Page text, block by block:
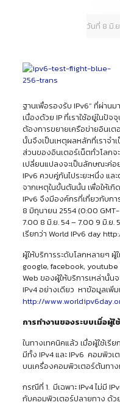
วันที่ 8 มิ.
ฐานเพื่อรองรับ IPv6” ที่ผ่านม
เนื่องด้วย IP ที่เราใช้อยู่ในปัจ
ต้องการขยายเครือข่ายอินเต
นั้นจึงเป็นเหตุผลหลักที่เราจำเ
ส่วนของอินเตอร์เน็ตทั่วโลกจ
เปลี่ยนแปลงจะเป็นลักษณะค่อ
IPv6 ควบคู่กันไประยะหนึ่ง แล
จากเหตุในขั้นต้นนั้น เพื่อให้เกิ
IPv6 จึงมีองค์กรที่เกี่ยวกับกา
8 มิถุนายน 2554 (0:00 GMT-
7.00 8 มิ.ย. 54 – 7.00 9 มิ.ย.
เรียกว่า World IPv6 day
ผู้ให้บริการระดับโลกหลายๆ ผู้
google, facebook,
Web ของผู้ให้บริการเหล่านั้น
IPv4 อย่างเดียว หาข้อมูลเพิ่ม
http://
การทำงานของระบบเมื่อผู้ใ
ในทางเทคนิคแล้ว เมื่อผู้ใช้เรี
มีทั้ง IPv4 และ IPv6 คอมพิว
บนเครื่องคอมพิวเตอร์ต้นทาง
กรณีที่ 1. มีเฉพาะ IPv4 ไม่มี
กับคอมพิวเตอร์ปลายทาง ด้ว